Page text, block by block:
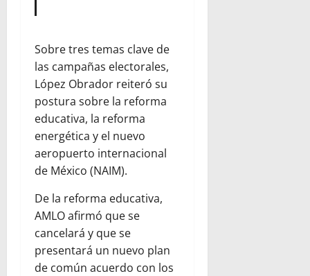
Sobre tres temas clave de
las campañas electorales,
López Obrador reiteró su
postura sobre la reforma
educativa, la reforma
energética y el nuevo
aeropuerto internacional
de México (NAIM).
De la reforma educativa,
AMLO afirmó que se
cancelará y que se
presentará un nuevo plan
de común acuerdo con los